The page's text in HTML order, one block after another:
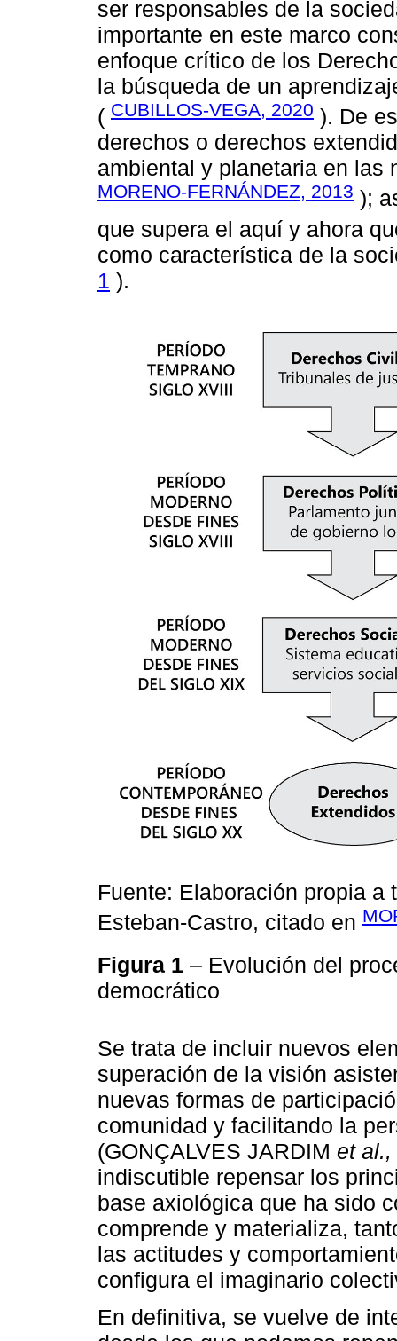
ser responsables de la
importante en este marco
enfoque crítico de los
la búsqueda de un
( CUBILLOS-VEGA, 2020 ). De
derechos o derechos
ambiental y planetaria en las
MORENO-FERNÁNDEZ, 2013 );
que supera el aquí y ahora
como característica de la
1 ).
Fuente: Elaboración propia
Esteban-Castro, citado en
Figura 1 – Evolución del
democrático
Se trata de incluir nuevos
superación de la visión
nuevas formas de
comunidad y facilitando la
(GONÇALVES JARDIM et al.,
indiscutible repensar los
base axiológica que ha sido
comprende y materializa,
las actitudes y
configura el imaginario
En definitiva, se vuelve de